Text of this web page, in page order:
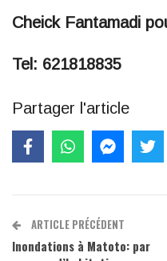
Cheick Fantamadi
Tel: 621818835
Partager l'article
ARTICLE PRÉCÉDENT
Inondations à Matoto: par